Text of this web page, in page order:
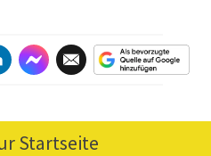
Startseite